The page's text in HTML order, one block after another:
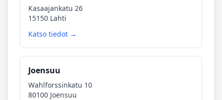
Kasaajankatu 26
15150 Lahti
Katso tiedot →
Joensuu
Wahlforssinkatu 10
80100 Joensuu